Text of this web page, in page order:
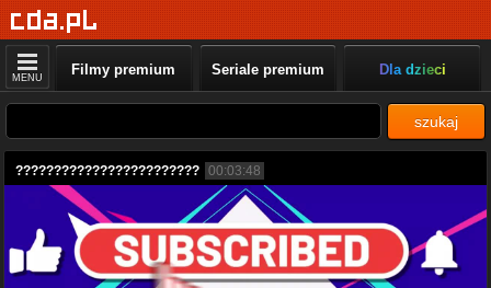
MENU Filmy premium Seriale premium Dla dzieci
szukaj
???????????????????????? 00:03:48